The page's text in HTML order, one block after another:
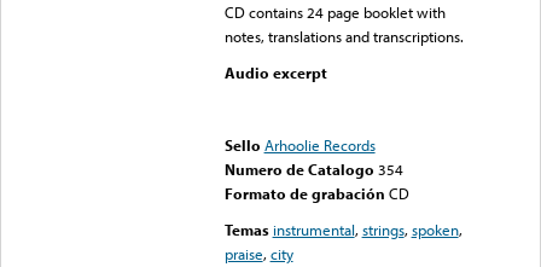
CD contains 24 page booklet with
notes, translations and transcriptions.
Audio excerpt
Sello Arhoolie Records
Numero de Catalogo 354
Formato de grabación CD
Temas instrumental,strings,spoken,
praise,city